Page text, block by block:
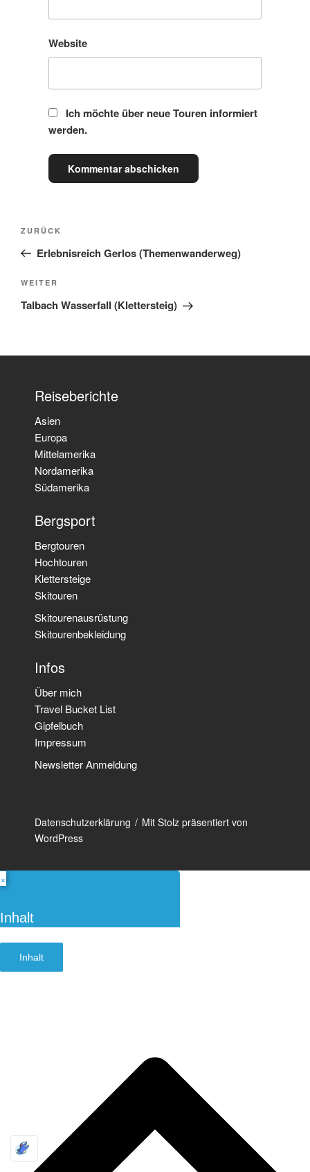
Website
Ich möchte über neue Touren informiert
werden.
Beitragsnavigation
Vorheriger
Beitrag
ZURÜCK
Erlebnisreich Gerlos (Themenwanderweg)
Nächster
Beitrag
WEITER
Talbach Wasserfall (Klettersteig)
Reiseberichte
Asien
Europa
Mittelamerika
Nordamerika
Südamerika
Bergsport
Bergtouren
Hochtouren
Klettersteige
Skitouren
Skitourenausrüstung
Skitourenbekleidung
Infos
Über mich
Travel Bucket List
Gipfelbuch
Impressum
Newsletter Anmeldung
Datenschutzerklärung
Mit Stolz präsentiert von
WordPress
×
Inhalt
Inhalt